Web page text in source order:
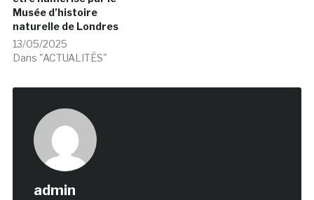
Musée d’histoire
naturelle de Londres
13/05/2025
Dans "ACTUALITÉS"
admin